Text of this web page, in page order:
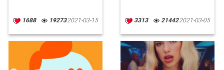
1688 192732021-03-15 3313 214422021-03-05